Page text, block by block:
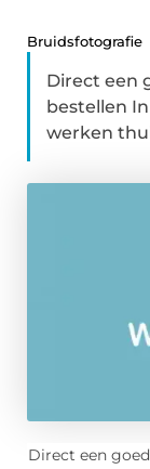
Bruidsfotografie
Direct een
bestellen
werken
Direct een